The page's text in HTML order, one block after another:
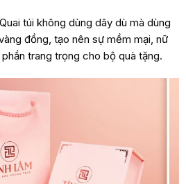
túi không dùng dây dù mà dùng
đồng, tạo nên sự mềm mại, nữ
trang trọng cho bộ quà tặng.